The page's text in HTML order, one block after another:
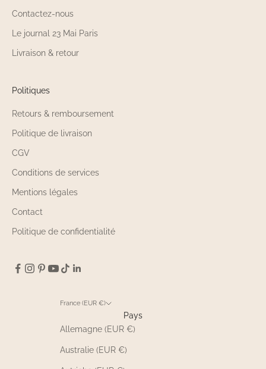
Contactez-nous
Le journal 23 Mai Paris
Livraison & retour
Politiques
Retours & remboursement
Politique de livraison
CGV
Conditions de services
Mentions légales
Contact
Politique de confidentialité
France (EUR €)
Pays
Allemagne (EUR €)
Australie (EUR €)